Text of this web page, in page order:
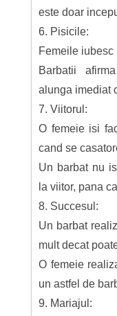
este doar
6. Pisicile:
Femeile iubesc
Barbatii
alunga imediat
7. Viitorul:
O femeie isi
cand se
Un barbat nu
la viitor, pana
8. Succesul:
Un barbat
mult decat
O femeie
un astfel de
9. Mariajul: